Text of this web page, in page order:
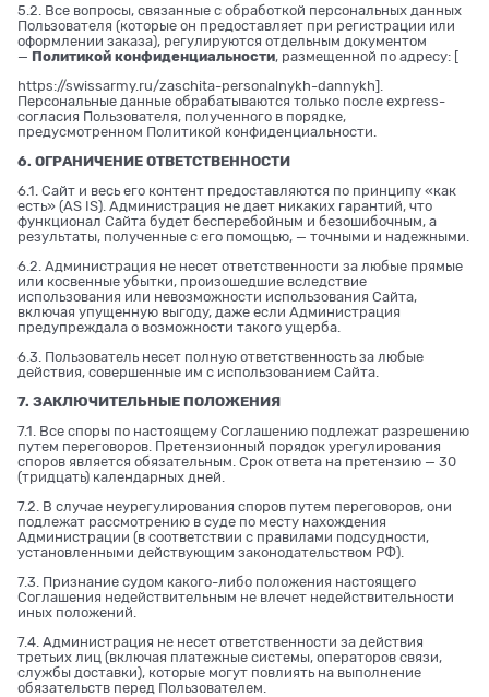
5.2. Все вопросы, связанные с обработкой персональных данных
Пользователя (которые он предоставляет при регистрации или
оформлении заказа), регулируются отдельным документом
— Политикой конфиденциальности, размещенной по адресу: [
https://swissarmy.ru/zaschita-personalnykh-dannykh].
Персональные данные обрабатываются только после express-
согласия Пользователя, полученного в порядке,
предусмотренном Политикой конфиденциальности.
6. ОГРАНИЧЕНИЕ ОТВЕТСТВЕННОСТИ
6.1. Сайт и весь его контент предоставляются по принципу «как
есть» (AS IS). Администрация не дает никаких гарантий, что
функционал Сайта будет бесперебойным и безошибочным, а
результаты, полученные с его помощью, — точными и надежными.
6.2. Администрация не несет ответственности за любые прямые
или косвенные убытки, произошедшие вследствие
использования или невозможности использования Сайта,
включая упущенную выгоду, даже если Администрация
предупреждала о возможности такого ущерба.
6.3. Пользователь несет полную ответственность за любые
действия, совершенные им с использованием Сайта.
7. ЗАКЛЮЧИТЕЛЬНЫЕ ПОЛОЖЕНИЯ
7.1. Все споры по настоящему Соглашению подлежат разрешению
путем переговоров. Претензионный порядок урегулирования
споров является обязательным. Срок ответа на претензию — 30
(тридцать) календарных дней.
7.2. В случае неурегулирования споров путем переговоров, они
подлежат рассмотрению в суде по месту нахождения
Администрации (в соответствии с правилами подсудности,
установленными действующим законодательством РФ).
7.3. Признание судом какого-либо положения настоящего
Соглашения недействительным не влечет недействительности
иных положений.
7.4. Администрация не несет ответственности за действия
третьих лиц (включая платежные системы, операторов связи,
службы доставки), которые могут повлиять на выполнение
обязательств перед Пользователем.